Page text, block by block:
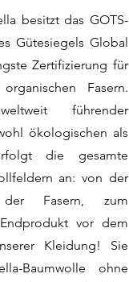
besitzt das GOTS-
Gütesiegels Global
Zertifizierung für
Fasern.
führender
ökologischen als
die gesamte
an: von der
Fasern, zum
vor dem
Kleidung! Sie
Baumwolle ohne